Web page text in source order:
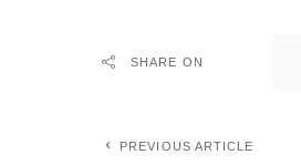
SHARE ON
PREVIOUS ARTICLE